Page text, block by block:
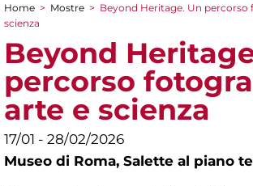
Tu sei qui
Home > Mostre > Beyond Heritage. Un percorso
scienza
Beyond
percorso
arte e scienza
17/01 - 28/02/2026
Museo di Roma, Salette al piano